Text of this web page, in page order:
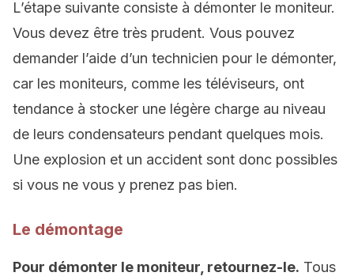
L’étape suivante consiste à démonter le moniteur.
Vous devez être très prudent. Vous pouvez
demander l’aide d’un technicien pour le démonter,
car les moniteurs, comme les téléviseurs, ont
tendance à stocker une légère charge au niveau
de leurs condensateurs pendant quelques mois.
Une explosion et un accident sont donc possibles
si vous ne vous y prenez pas bien.
Le démontage
Pour démonter le moniteur, retournez-le. Tous